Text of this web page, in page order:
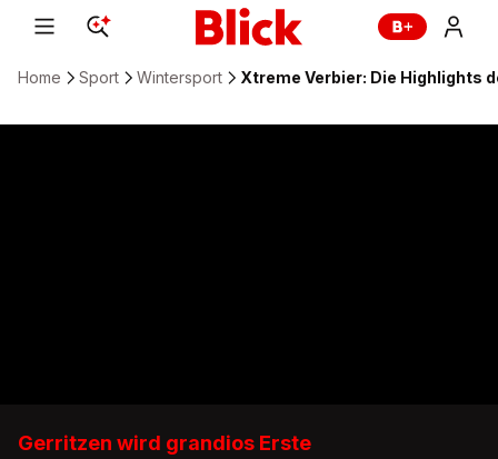
Home Sport Wintersport Xtreme Verbier: Die Highlights
Gerritzen wird grandios Erste